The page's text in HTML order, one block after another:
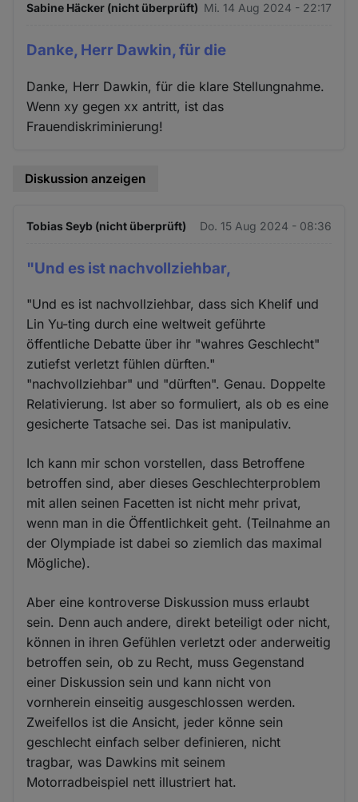
Sabine Häcker (nicht überprüft) Mi. 14 Aug 2024 - 22:17
Danke, Herr Dawkin, für die
Danke, Herr Dawkin, für die klare Stellungnahme.
Wenn xy gegen xx antritt, ist das
Frauendiskriminierung!
Diskussion anzeigen
Tobias Seyb (nicht überprüft) Do. 15 Aug 2024 - 08:36
"Und es ist nachvollziehbar,
"Und es ist nachvollziehbar, dass sich Khelif und
Lin Yu-ting durch eine weltweit geführte
öffentliche Debatte über ihr "wahres Geschlecht"
zutiefst verletzt fühlen dürften."
"nachvollziehbar" und "dürften". Genau. Doppelte
Relativierung. Ist aber so formuliert, als ob es eine
gesicherte Tatsache sei. Das ist manipulativ.
Ich kann mir schon vorstellen, dass Betroffene
betroffen sind, aber dieses Geschlechterproblem
mit allen seinen Facetten ist nicht mehr privat,
wenn man in die Öffentlichkeit geht. (Teilnahme an
der Olympiade ist dabei so ziemlich das maximal
Mögliche).
Aber eine kontroverse Diskussion muss erlaubt
sein. Denn auch andere, direkt beteiligt oder nicht,
können in ihren Gefühlen verletzt oder anderweitig
betroffen sein, ob zu Recht, muss Gegenstand
einer Diskussion sein und kann nicht von
vornherein einseitig ausgeschlossen werden.
Zweifellos ist die Ansicht, jeder könne sein
geschlecht einfach selber definieren, nicht
tragbar, was Dawkins mit seinem
Motorradbeispiel nett illustriert hat.